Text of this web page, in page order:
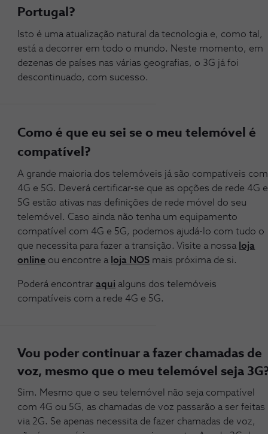
Portugal?
Isto é uma atualização natural da tecnologia e, como tal,
está a decorrer em todo o mundo. Neste momento, em
dezenas de países nas várias geografias, o 3G já foi
descontinuado, com sucesso.
Como é que eu sei se o meu telemóvel é
compatível?
A grande maioria dos telemóveis já são compatíveis com
4G e 5G. Deverá certificar-se que as opções de rede 4G e
5G estão ativas nas definições de rede móvel do seu
telemóvel. Caso ainda não tenha um equipamento
compatível com 4G e 5G, podemos ajudá-lo com tudo o
que necessita para fazer a transição. Visite a nossa loja
online ou encontre a loja NOS mais próxima de si.
Poderá encontraraqui alguns dos telemóveis
compatíveis com a rede 4G e 5G.
Vou poder continuar a fazer chamadas de
voz, mesmo que o meu telemóvel seja
Sim. Mesmo que o seu telemóvel não seja compatível
com 4G ou 5G, as chamadas de voz passarão a ser feitas
via 2G. Se apenas necessita de fazer chamadas de voz,